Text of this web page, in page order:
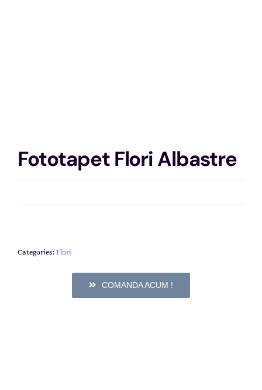
Fototapet Flori Albastre
Categories:Flori
COMANDA ACUM !